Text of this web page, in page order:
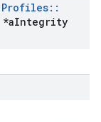
Profiles::
*aIntegrity